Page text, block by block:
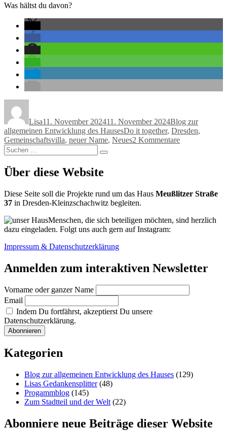
Was hältst du davon?
Lisa11. November 202411. November 2024Blog zur
allgemeinen Entwicklung des HausesSchlagwörter
Do it together, Dresden,
Gemeinschaftsvilla, neuer Name, Neues2 Kommentarezu
dir?
Suchen
nach:
Suchen
Über diese Website
Diese Seite soll die Projekte rund um das Haus Meußlitzer Straße
37 in Dresden-Kleinzschachwitz begleiten.
Menschen, die sich beteiligen möchten, sind herzlich
dazu eingeladen. Folgt uns auch gern auf Instagram:
Impressum & Datenschutzerklärung
Anmelden zum interaktiven Newsletter
Vorname oder ganzer Name
Email
Indem Du fortfährst, akzeptierst Du unsere
Datenschutzerklärung.
Kategorien
Blog zur allgemeinen Entwicklung des Hauses (129)
Lisas Gedankensplitter(48)
Progammblog (145)
Zum Stadtteil und der Welt (22)
Abonniere neue Beiträge dieser Website